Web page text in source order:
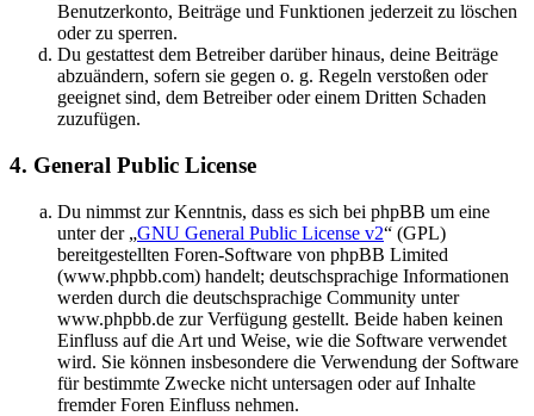
Benutzerkonto, Beiträge und Funktionen jederzeit zu löschen
oder zu sperren.
Du gestattest dem Betreiber darüber hinaus, deine Beiträge
abzuändern, sofern sie gegen o. g. Regeln verstoßen oder
geeignet sind, dem Betreiber oder einem Dritten Schaden
zuzufügen.
4. General Public License
Du nimmst zur Kenntnis, dass es sich bei phpBB um eine
unter der „GNU General Public License v2“ (GPL)
bereitgestellten Foren-Software von phpBB Limited
(www.phpbb.com) handelt; deutschsprachige Informationen
werden durch die deutschsprachige Community unter
www.phpbb.de zur Verfügung gestellt. Beide haben keinen
Einfluss auf die Art und Weise, wie die Software verwendet
wird. Sie können insbesondere die Verwendung der Software
für bestimmte Zwecke nicht untersagen oder auf Inhalte
fremder Foren Einfluss nehmen.